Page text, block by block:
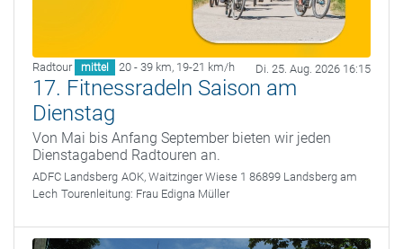
Radtour mittel 20 - 39 km, 19-21 km/h Di. 25. Aug. 2026 16:15
17. Fitnessradeln Saison am
Dienstag
Von Mai bis Anfang September bieten wir jeden
Dienstagabend Radtouren an.
ADFC Landsberg AOK, Waitzinger Wiese 1 86899 Landsberg am
Lech Tourenleitung: Frau Edigna Müller